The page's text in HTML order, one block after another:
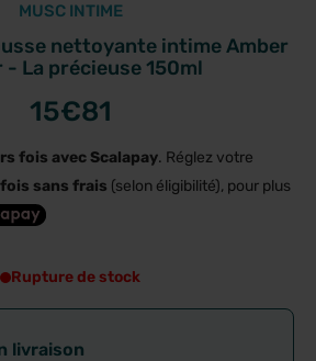
MUSC INTIME
nettoyante intime Amber
- La précieuse 150ml
15€81
fois avec Scalapay. Réglez votre
sans frais (selon éligibilité), pour plus
Rupture de stock
livraison